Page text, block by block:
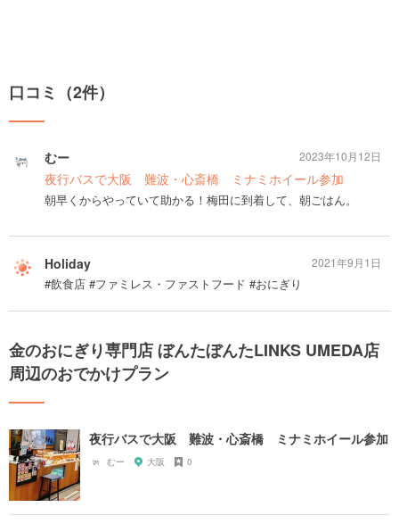
口コミ（2件）
むー
夜行バスで大阪 難波・心斎橋 ミナミホイール参加
朝早くからやっていて助かる！梅田に到着して、朝ごはん。
2023年10月12日
Holiday
#飲食店 #ファミレス・ファストフード #おにぎり
2021年9月1日
金のおにぎり専門店 ぼんたぼんたLINKS UMEDA店
周辺のおでかけプラン
夜行バスで大阪 難波・心斎橋 ミナミホイール参加
むー 大阪 0